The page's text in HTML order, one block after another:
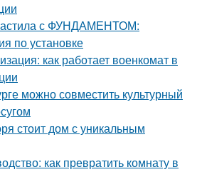
с ФУНДАМЕНТОМ:
по установке
как работает военкомат в
можно совместить культурный
стоит дом с уникальным
как превратить комнату в